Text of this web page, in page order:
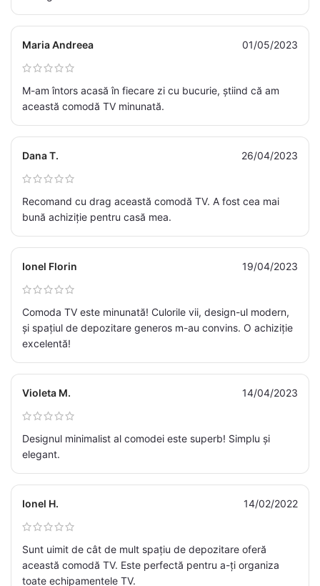
Maria Andreea 01/05/2023
M-am întors acasă în fiecare zi cu bucurie, știind că am
această comodă TV minunată.
Dana T. 26/04/2023
Recomand cu drag această comodă TV. A fost cea mai
bună achiziție pentru casă mea.
Ionel Florin 19/04/2023
Comoda TV este minunată! Culorile vii, design-ul modern,
și spațiul de depozitare generos m-au convins. O achiziție
excelentă!
Violeta M. 14/04/2023
Designul minimalist al comodei este superb! Simplu și
elegant.
Ionel H. 14/02/2022
Sunt uimit de cât de mult spațiu de depozitare oferă
această comodă TV. Este perfectă pentru a-ți organiza
toate echipamentele TV.